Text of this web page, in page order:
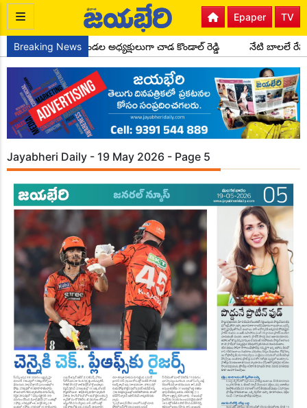
TV
Epaper
Breaking News
పార్టీ సైదాపూర్ మండల అధ్యక్షులుగా చాడ కొండాల్ రెడ్డి నేటి బాలలే
Jayabheri Daily - 19 May 2026 - Page 5